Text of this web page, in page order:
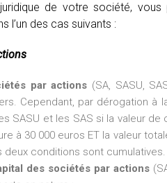
de votre société,
l’un des cas suivants :
par actions (SA, SASU,
Cependant, par dérogation à
SASU et les SAS si la valeur
à 30 000 euros ET la valeur
deux conditions sont cumulatives.
des sociétés par actions